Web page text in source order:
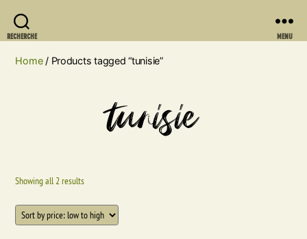
RECHERCHE MENU
Home/ Products tagged “tunisie”
tunisie
Showing all 2 results